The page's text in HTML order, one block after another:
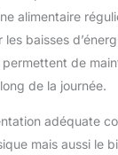
alimentaire
baisses
de
de la journée.
adéquate
mais aussi le